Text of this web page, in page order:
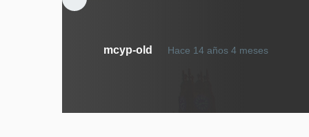
mcyp-old Hace 14 años 4 mesesEn
qué